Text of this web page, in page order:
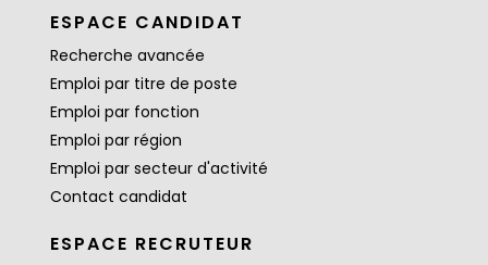
ESPACE CANDIDAT
Recherche avancée
Emploi par titre de poste
Emploi par fonction
Emploi par région
Emploi par secteur d'activité
Contact candidat
ESPACE RECRUTEUR